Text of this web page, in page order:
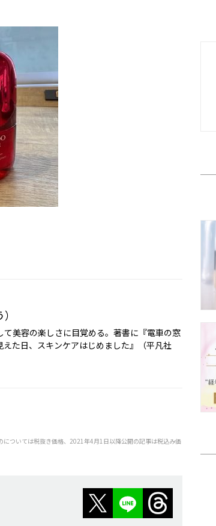
美容の楽しさに目覚める。著書に『電車の窓
た日、スキンケアはじめました』（平凡社
ついては税抜き価格、2021年4月1日以降公開の記事は税込み価